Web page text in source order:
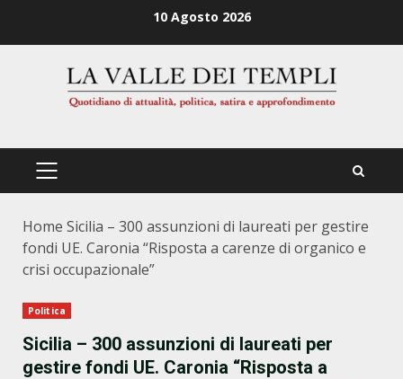
10 Agosto 2026
PRIMÄRES
Home Sicilia – 300 assunzioni di laureati per gestire
fondi UE. Caronia “Risposta a carenze di organico e
crisi occupazionale”
Politica
Sicilia – 300 assunzioni di laureati per
gestire fondi UE. Caronia “Risposta a